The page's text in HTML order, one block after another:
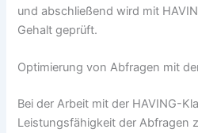
und abschließend wird mit
Gehalt geprüft.
Optimierung von Abfragen mit
Bei der Arbeit mit der HAVING-
Leistungsfähigkeit der Abfragen